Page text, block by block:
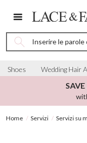
Inserire le parole
Shoes Wedding Hair
Home Servizi Servizi su